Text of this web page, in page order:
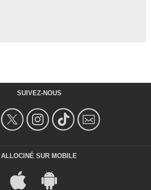
SUIVEZ-NOUS
ALLOCINÉ SUR MOBILE